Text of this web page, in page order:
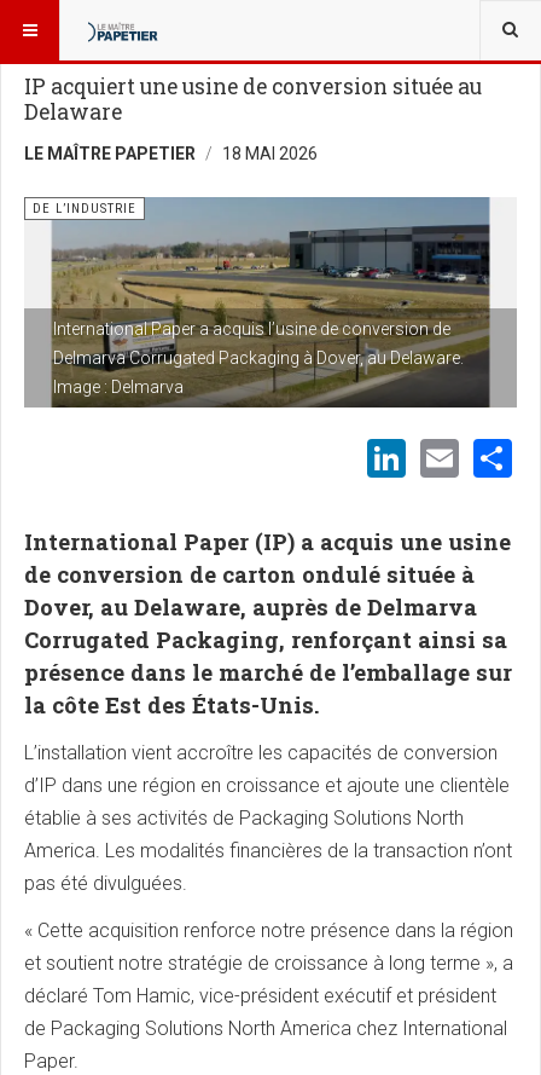
VOUS ÊTES ICI :
IP acquiert une usine de conversion située au
Delaware
LE MAÎTRE PAPETIER 18 MAI 2026
International Paper a acquis l’usine de conversion de
Delmarva Corrugated Packaging à Dover, au Delaware.
Image : Delmarva
DE L’INDUSTRIE
International Paper (IP) a acquis une usine
de conversion de carton ondulé située à
Dover, au Delaware, auprès de Delmarva
Corrugated Packaging, renforçant ainsi sa
présence dans le marché de l’emballage sur
la côte Est des États-Unis.
L’installation vient accroître les capacités de conversion
d’IP dans une région en croissance et ajoute une clientèle
établie à ses activités de Packaging Solutions North
America. Les modalités financières de la transaction n’ont
pas été divulguées.
« Cette acquisition renforce notre présence dans la région
et soutient notre stratégie de croissance à long terme », a
déclaré Tom Hamic, vice-président exécutif et président
de Packaging Solutions North America chez International
Paper.